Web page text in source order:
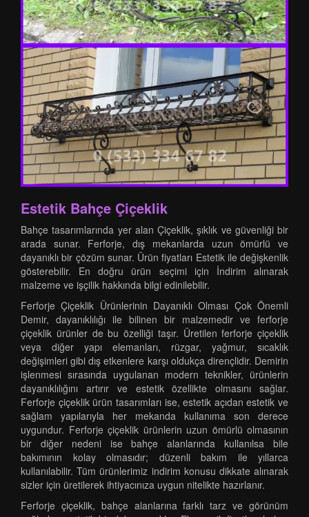
Estetik Bahçe Çiçeklik
Bahçe tasarımlarında yer alan Çiçeklik, şıklık ve güvenliği bir
arada sunar. Ferforje, dış mekanlarda uzun ömürlü ve
dayanıklı bir çözüm sunar. Ürün fiyatları Estetik ile değişkenlik
gösterebilir. En doğru ürün seçimi için İndirim alınarak
malzeme ve işçilik hakkında bilgi edinilebilir.
Ferforje Çiçeklik Ürünlerinin Dayanıklı Olması Çok Önemli
Demir, dayanıklılığı ile bilinen bir malzemedir ve ferforje
çiçeklik ürünler de bu özelliği taşır. Üretilen ferforje çiçeklik
veya diğer yapı elemanları, rüzgar, yağmur, sıcaklık
değişimleri gibi dış etkenlere karşı oldukça dirençlidir. Demirin
işlenmesi sırasında uygulanan modern teknikler, ürünlerin
dayanıklılığını artırır ve estetik özellikte olmasını sağlar.
Ferforje çiçeklik ürün tasarımları ise, estetik açıdan estetik ve
sağlam yapılarıyla her mekanda kullanıma son derece
uygundur. Ferforje çiçeklik ürünlerin uzun ömürlü olmasının
bir diğer nedeni ise bahçe alanlarında kullanılsa bile
bakımının kolay olmasıdır; düzenli bakım ile yıllarca
kullanılabilir. Tüm ürünlerimiz indirim konusu dikkate alınarak
sizler için üretilerek ihtiyacınıza uygun nitelikte hazırlanır.
Ferforje çiçeklik, bahçe alanlarına farklı tarz ve görünüm